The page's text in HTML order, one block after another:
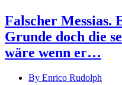
Falscher Messias.
Grunde doch die
wäre wenn er…
By Enrico Rudolph